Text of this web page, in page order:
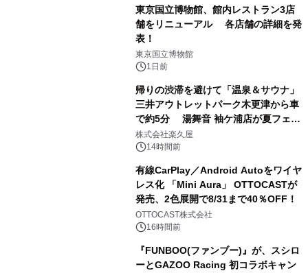
東京国立博物館、館内レストラン3店
舗をリニューアル 各店舗の詳細を発
表！
東京国立博物館
1日前
帰りの渋滞を避けて「温泉＆サウナ」
三井アウトレットパーク木更津から車
で約5分 湯舞音 袖ケ浦店が夏フェア
メニューを提供
株式会社楽久屋
14時間前
有線CarPlay／Android Autoをワイヤ
レス化 「Mini Aura」 OTTOCASTが
発売、2色展開で8/31まで40％OFF！
OTTOCAST株式会社
16時間前
『FUNBOO(ファンブー)』が、スシロ
ーとGAZOO Racing 初コラボキャン